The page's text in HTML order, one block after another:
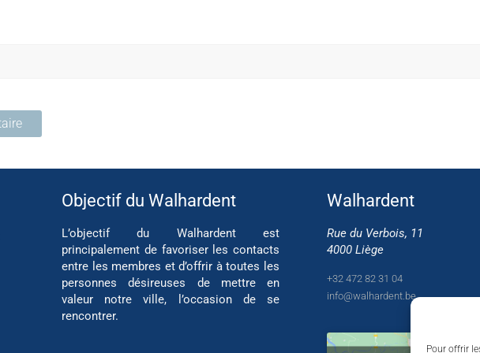
Pour offrir
Objectif du Walhardent
L’objectif du Walhardent est
principalement de favoriser les contacts
entre les membres et d’offrir à toutes les
personnes désireuses de mettre en
valeur notre ville, l’occasion de se
rencontrer.
Walhardent
Rue du Verbois, 11
4000 Liège
+32 472 82 31 04
info@walhardent.be